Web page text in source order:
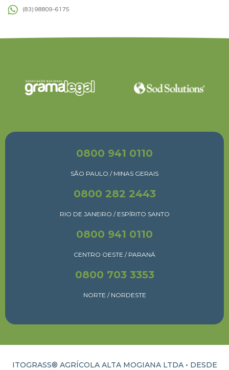
(83) 98809-6175
0800 941 0110
SÃO PAULO / MINAS GERAIS
0800 282 2443
RIO DE JANEIRO / ESPÍRITO SANTO
0800 941 0110
CENTRO OESTE / PARANÁ
0800 703 3353
NORTE / NORDESTE
ITOGRASS® AGRÍCOLA ALTA MOGIANA LTDA • DESDE